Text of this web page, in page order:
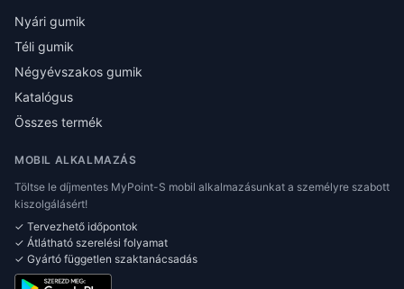
Nyári gumik
Téli gumik
Négyévszakos gumik
Katalógus
Összes termék
MOBIL ALKALMAZÁS
Töltse le díjmentes MyPoint-S mobil alkalmazásunkat a személyre szabott
kiszolgálásért!
✓ Tervezhető időpontok
✓ Átlátható szerelési folyamat
✓ Gyártó független szaktanácsadás